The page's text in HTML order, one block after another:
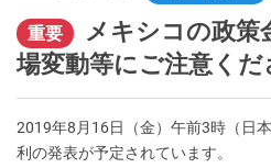
重要
メキシコの政策
場変動等にご注意くだ
2019年8月16日（金）午前3時（日
利の発表が予定されています。